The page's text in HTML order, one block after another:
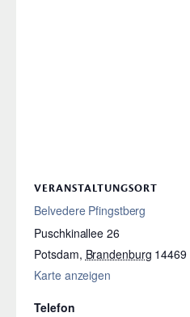
VERANSTALTUNGSORT
Belvedere Pfingstberg
Puschkinallee 26
Potsdam, Brandenburg 14469
Karte anzeigen
Telefon